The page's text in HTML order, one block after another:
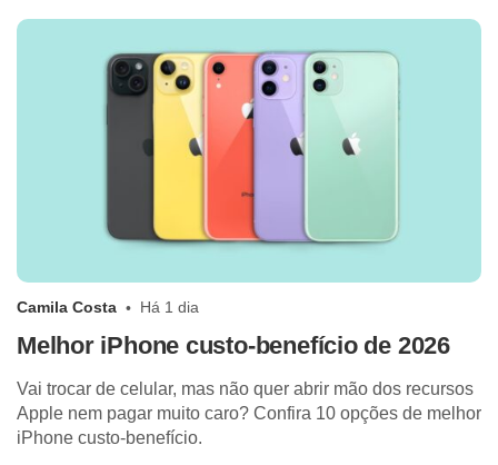
Camila Costa Há 1 dia
Melhor iPhone custo-benefício de 2026
Vai trocar de celular, mas não quer abrir mão dos recursos
Apple nem pagar muito caro? Confira 10 opções de melhor
iPhone custo-benefício.